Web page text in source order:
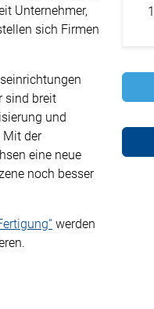
Unternehmer,
sich Firmen
sind breit
und
Mit der
eine neue
noch besser
werden